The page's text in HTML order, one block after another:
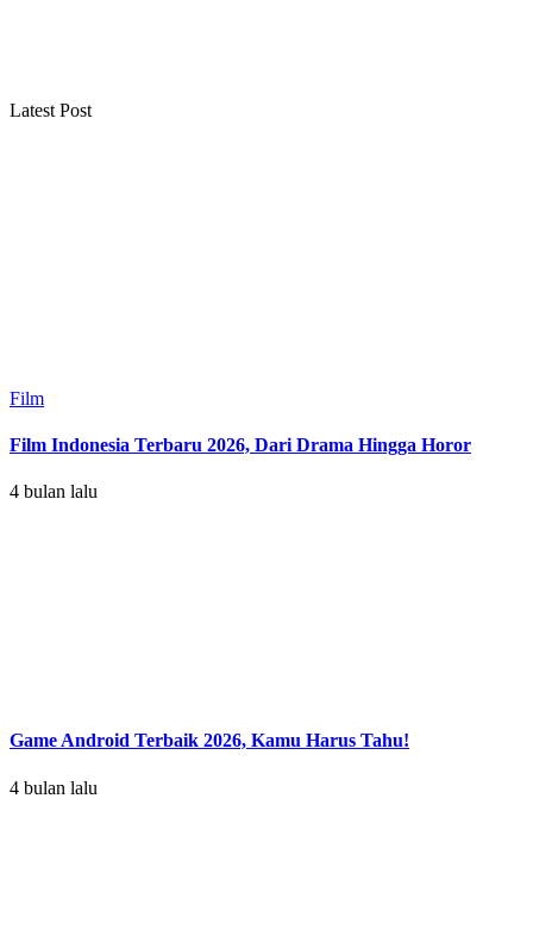
Latest Post
Film
Film Indonesia Terbaru 2026, Dari Drama Hingga Horor
4 bulan lalu
Game Android Terbaik 2026, Kamu Harus Tahu!
4 bulan lalu